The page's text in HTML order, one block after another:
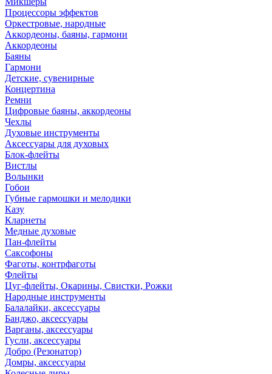
Процессоры эффектов
Оркестровые, народные
Аккордеоны, баяны, гармони
Аккордеоны
Баяны
Гармони
Детские, сувенирные
Концертина
Ремни
Цифровые баяны, аккордеоны
Чехлы
Духовые инструменты
Аксессуары для духовых
Блок-флейты
Вистлы
Волынки
Гобои
Губные гармошки и мелодики
Казу
Кларнеты
Медные духовые
Пан-флейты
Саксофоны
Фаготы, контрфаготы
Флейты
Цуг-флейты, Окарины, Свистки, Рожки
Народные инструменты
Балалайки, аксессуары
Банджо, аксессуары
Варганы, аксессуары
Гусли, аксессуары
Добро (Резонатор)
Домры, аксессуары